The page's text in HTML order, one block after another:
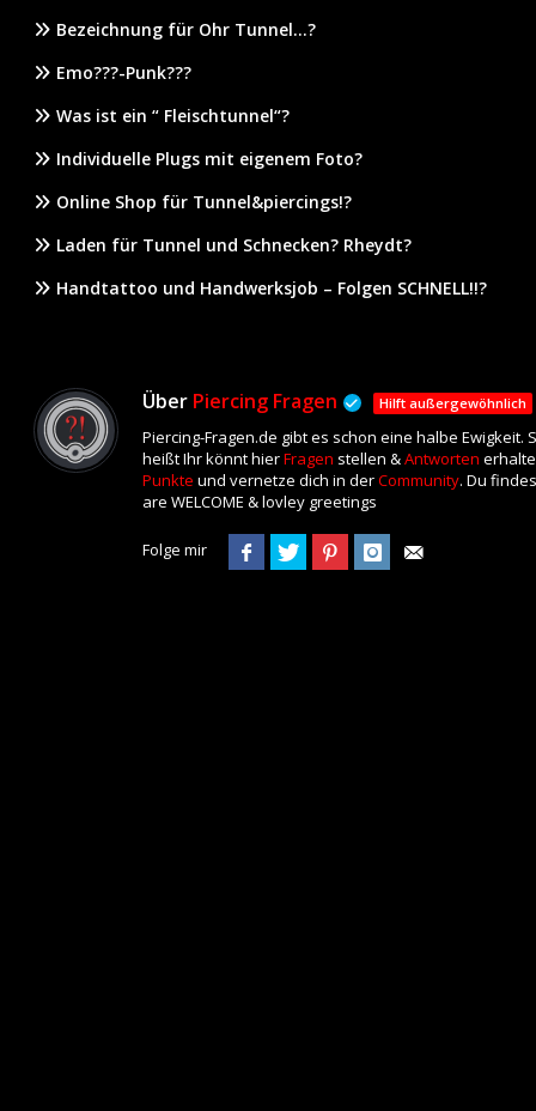
Bezeichnung für Ohr Tunnel…?
Emo???-Punk???
Was ist ein “ Fleischtunnel“?
Individuelle Plugs mit eigenem Foto?
Online Shop für Tunnel&piercings!?
Laden für Tunnel und Schnecken? Rheydt?
Handtattoo und Handwerksjob – Folgen SCHNELL!!?
Über Piercing Fragen Hilft außergewöhnlich
Piercing-Fragen.de gibt es schon eine halbe
heißt Ihr könnt hierFragen stellen &Antworten
Punkte und vernetze dich in derCommunity. Du
are WELCOME & lovley greetings
Folge mir